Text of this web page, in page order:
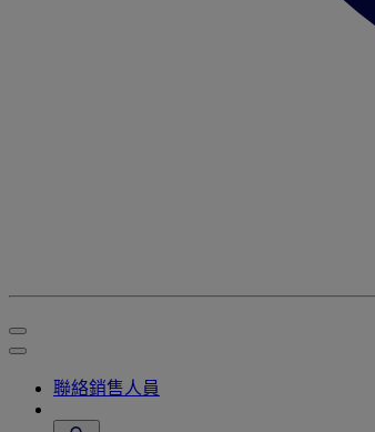
聯絡銷售人員